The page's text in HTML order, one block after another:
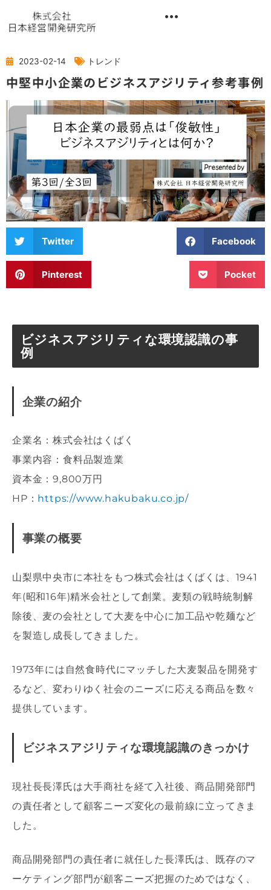
キ
プ
2023-02-14 トレンド
中堅中小企業のビジネスアジリティ参考事例
Twitter Facebook
Pinterest Pocket
ビジネスアジリティな環境認識の事
例
企業の紹介
企業名：株式会社はくばく
事業内容：食料品製造業
資本金：9,800万円
HP： https://www.hakubaku.co.jp/
事業の概要
山梨県中央市に本社をもつ株式会社はくばくは、1941
年(昭和16年)精米会社として創業。麦類の戦時統制解
除後、麦の会社として大麦を中心に加工品や乾麺など
を製造し成長してきました。
1973年には自然食時代にマッチした大麦製品を開発す
るなど、変わりゆく社会のニーズに応える商品を数々
提供しています。
ビジネスアジリティな環境認識のきっかけ
現社長長澤氏は大手商社を経て入社後、商品開発部門
の責任者として顧客ニーズ変化の最前線に立ってきま
した。
商品開発部門の責任者に就任した長澤氏は、既存のマ
ーケティング部門が顧客ニーズ把握のためではなく、